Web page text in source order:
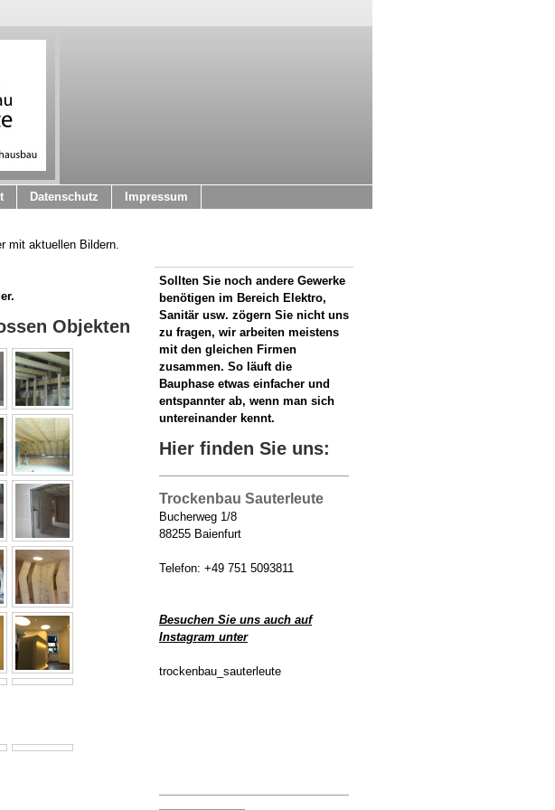
Datenschutz Impressum
mit aktuellen Bildern.
Objekten
Sollten Sie noch andere Gewerke
benötigen im Bereich Elektro,
Sanitär usw. zögern Sie nicht uns
zu fragen, wir arbeiten meistens
mit den gleichen Firmen
zusammen. So läuft die
Bauphase etwas einfacher und
entspannter ab, wenn man sich
untereinander kennt.
Hier finden Sie uns:
Trockenbau Sauterleute
Bucherweg 1/8
88255 Baienfurt
Telefon: +49 751 5093811
Besuchen Sie uns auch auf
Instagram unter
trockenbau_sauterleute